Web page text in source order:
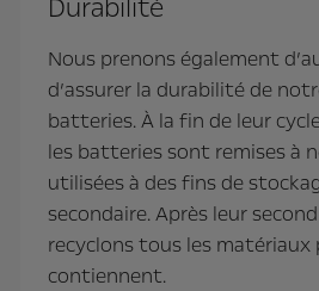
Durabilité
Nous prenons également
d’assurer la durabilité de
batteries. À la fin de leur
les batteries sont remises à
utilisées à des fins de
secondaire. Après leur
recyclons tous les matériaux
contiennent.